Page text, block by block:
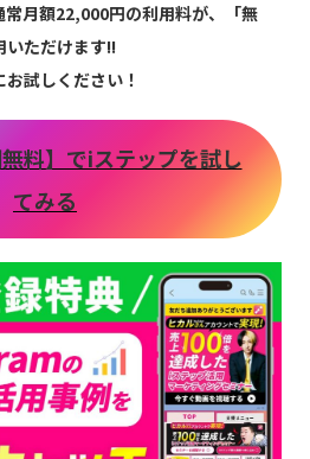
月額22,000円の利用料が、「無
いただけます!!
試しください！
料】でiステップを試し
てみる